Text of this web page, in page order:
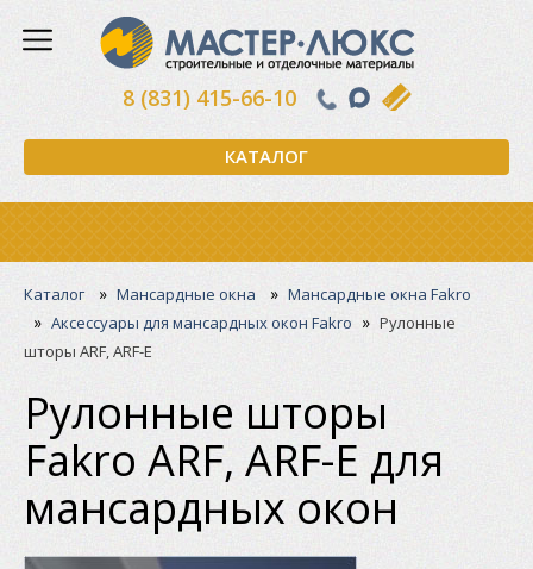
КАТАЛОГ
8 (831) 415-66-10
Каталог» Мансардные окна » Мансардные окна Fakro
» Аксессуары для мансардных окон Fakro » Рулонные
шторы ARF, ARF-E
Рулонные шторы
Fakro ARF, ARF-E для
мансардных окон